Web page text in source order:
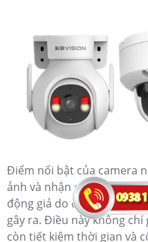
Điểm nổi bật của camera
ảnh và nhận diện chuyển
động giả do động vật
gây ra. Điều này không
còn tiết kiệm thời gian và